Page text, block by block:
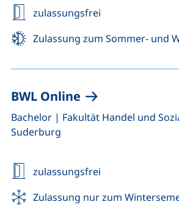
zulassungsfrei
Zulassung zum Sommer- und
BWL Online
Bachelor, | Fakultät Handel und
Suderburg
zulassungsfrei
Zulassung nur zum